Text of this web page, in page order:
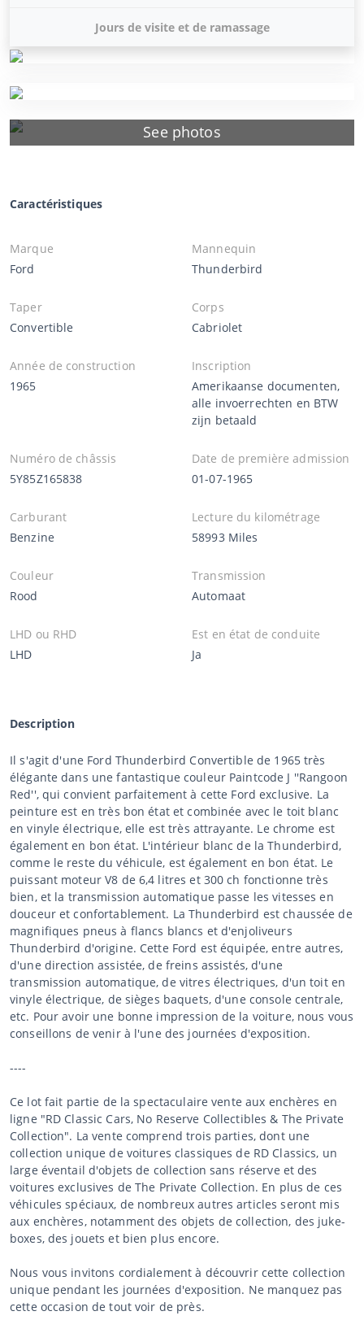
See photos
Jours de visite et de ramassage
Caractéristiques
Marque
Ford
Mannequin
Thunderbird
Taper
Convertible
Corps
Cabriolet
Année de construction
1965
Inscription
Amerikaanse documenten,
alle invoerrechten en BTW
zijn betaald
Numéro de châssis
5Y85Z165838
Date de première admission
01-07-1965
Carburant
Benzine
Lecture du kilométrage
58993 Miles
Couleur
Rood
Transmission
Automaat
LHD ou RHD
LHD
Est en état de conduite
Ja
Description
Il s'agit d'une Ford Thunderbird Convertible de 1965 très
élégante dans une fantastique couleur Paintcode J ''Rangoon
Red'', qui convient parfaitement à cette Ford exclusive. La
peinture est en très bon état et combinée avec le toit blanc
en vinyle électrique, elle est très attrayante. Le chrome est
également en bon état. L'intérieur blanc de la Thunderbird,
comme le reste du véhicule, est également en bon état. Le
puissant moteur V8 de 6,4 litres et 300 ch fonctionne très
bien, et la transmission automatique passe les vitesses en
douceur et confortablement. La Thunderbird est chaussée de
magnifiques pneus à flancs blancs et d'enjoliveurs
Thunderbird d'origine. Cette Ford est équipée, entre autres,
d'une direction assistée, de freins assistés, d'une
transmission automatique, de vitres électriques, d'un toit en
vinyle électrique, de sièges baquets, d'une console centrale,
etc. Pour avoir une bonne impression de la voiture, nous vous
conseillons de venir à l'une des journées d'exposition.
----
Ce lot fait partie de la spectaculaire vente aux enchères en
ligne "RD Classic Cars, No Reserve Collectibles & The Private
Collection". La vente comprend trois parties, dont une
collection unique de voitures classiques de RD Classics, un
large éventail d'objets de collection sans réserve et des
voitures exclusives de The Private Collection. En plus de ces
véhicules spéciaux, de nombreux autres articles seront mis
aux enchères, notamment des objets de collection, des juke-
boxes, des jouets et bien plus encore.
Nous vous invitons cordialement à découvrir cette collection
unique pendant les journées d'exposition. Ne manquez pas
cette occasion de tout voir de près.